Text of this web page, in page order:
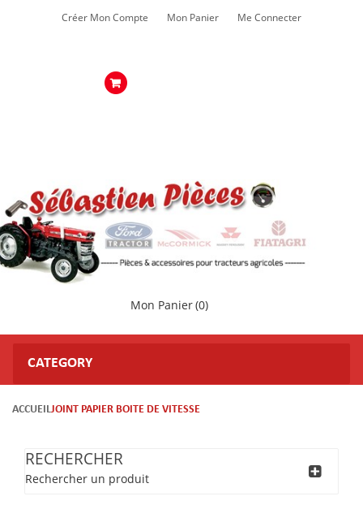
Créer Mon Compte Mon Panier Me Connecter
Mon Panier(0)
CATEGORY
ACCUEILJOINT PAPIER BOITE DE VITESSE
RECHERCHER
Rechercher un produit